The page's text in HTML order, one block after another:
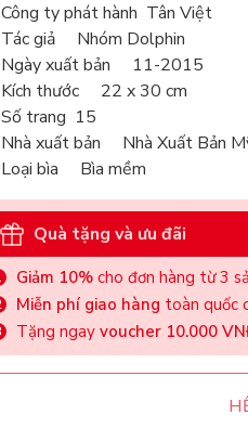
Công ty phát hành Tân Việt
Tác giả Nhóm Dolphin
Ngày xuất bản 11-2015
Kích thước 22 x 30 cm
Số trang 15
Nhà xuất bản Nhà Xuất Bản
Loại bìa Bìa mềm
Quà tặng và ưu đãi
Giảm 10% cho đơn hàng từ 3
Miễn phí giao hàng toàn quốc
Tặng ngay voucher 10.000